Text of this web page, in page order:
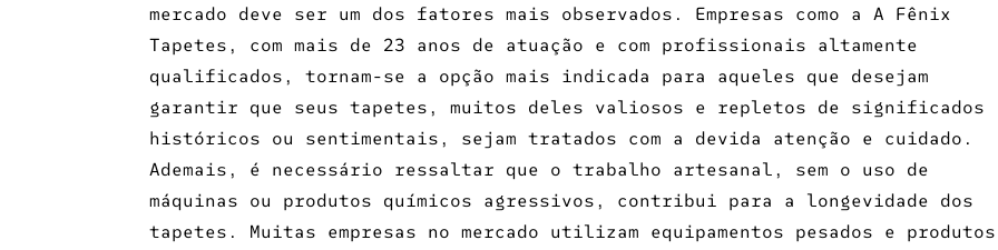
mercado deve ser um dos fatores mais observados. Empresas como a A Fênix
Tapetes, com mais de 23 anos de atuação e com profissionais altamente
qualificados, tornam-se a opção mais indicada para aqueles que desejam
garantir que seus tapetes, muitos deles valiosos e repletos de significados
históricos ou sentimentais, sejam tratados com a devida atenção e cuidado.
Ademais, é necessário ressaltar que o trabalho artesanal, sem o uso de
máquinas ou produtos químicos agressivos, contribui para a longevidade dos
tapetes. Muitas empresas no mercado utilizam equipamentos pesados e produtos